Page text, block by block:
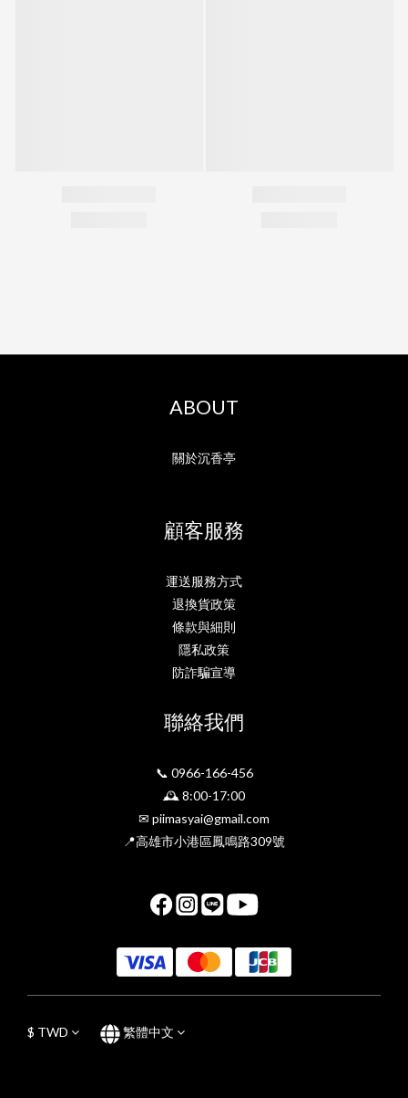
ABOUT
關於沉香亭
顧客服務
運送服務方式
退換貨政策
條款與細則
隱私政策
防詐騙宣導
聯絡我們
📞 0966-166-456
🕰 8:00-17:00
✉ piimasyai@gmail.com
📍高雄市小港區鳳鳴路309號
$ TWD 繁體中文